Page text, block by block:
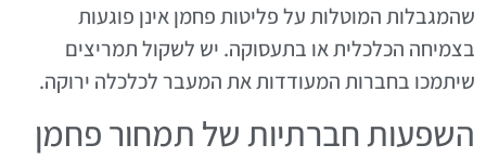
שהמגבלות המוטלות על פליטות פחמן אינן פוגעות
בצמיחה הכלכלית או בתעסוקה. יש לשקול תמריצים
שיתמכו בחברות המעודדות את המעבר לכלכלה ירוקה.
השפעות חברתיות של תמחור פחמן